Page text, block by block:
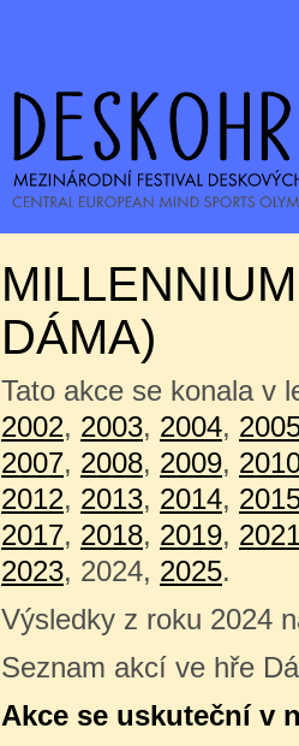
DÁMA)
Tato akce se konala v
2002, 2003, 2004,
2007, 2008, 2009,
2012, 2013, 2014,
2017, 2018, 2019,
2023, 2024, 2025.
Výsledky z roku 2024
Seznam akcí ve hře
Akce se uskuteční v